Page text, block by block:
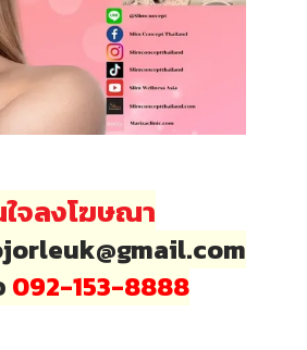
จลงโฆษณา
092-153-8888